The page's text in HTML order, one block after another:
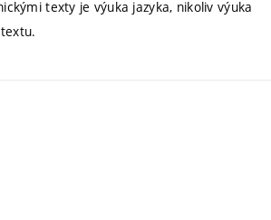
texty je výuka jazyka, nikoliv výuka